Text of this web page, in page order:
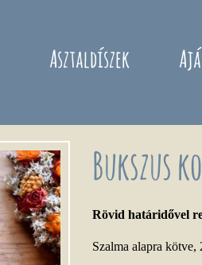
Asztaldíszek
Bukszus
Rövid határidővel
Szalma alapra kötve,